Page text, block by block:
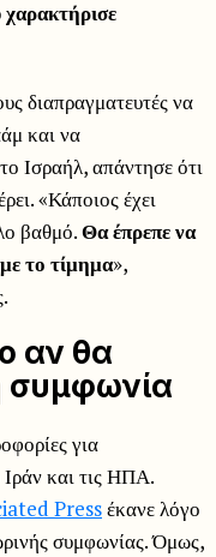
χαρακτήρισε
διαπραγματευτές να
και να
Ισραήλ, απάντησε ότι
«Κάποιος έχει
βαθμό.Θα έπρεπε να
το τίμημα»,
αν θα
συμφωνία
για
και τις ΗΠΑ.
Pressέκανε λόγο
συμφωνίας. Όμως,